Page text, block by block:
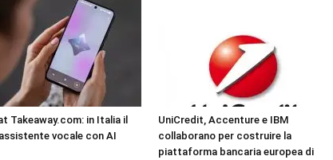
Takeaway.com: in Italia il
vocale con AI
UniCredit, Accenture e IBM
collaborano per costruire la
piattaforma bancaria europea di